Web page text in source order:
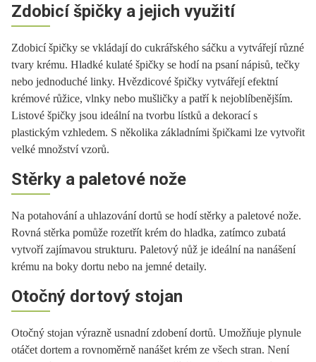
Zdobicí špičky a jejich využití
Zdobicí špičky se vkládají do cukrářského sáčku a vytvářejí různé
tvary krému. Hladké kulaté špičky se hodí na psaní nápisů, tečky
nebo jednoduché linky. Hvězdicové špičky vytvářejí efektní
krémové růžice, vlnky nebo mušličky a patří k nejoblíbenějším.
Listové špičky jsou ideální na tvorbu lístků a dekorací s
plastickým vzhledem. S několika základními špičkami lze vytvořit
velké množství vzorů.
Stěrky a paletové nože
Na potahování a uhlazování dortů se hodí stěrky a paletové nože.
Rovná stěrka pomůže rozetřít krém do hladka, zatímco zubatá
vytvoří zajímavou strukturu. Paletový nůž je ideální na nanášení
krému na boky dortu nebo na jemné detaily.
Otočný dortový stojan
Otočný stojan výrazně usnadní zdobení dortů. Umožňuje plynule
otáčet dortem a rovnoměrně nanášet krém ze všech stran. Není